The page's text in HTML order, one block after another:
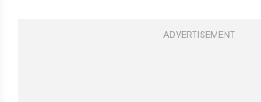
ADVERTISEMENT